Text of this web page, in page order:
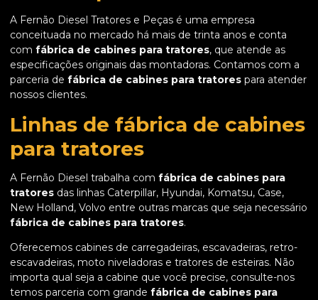
A Fernão Diesel Tratores e Peças é uma empresa
conceituada no mercado há mais de trinta anos e conta
com fábrica de cabines para tratores, que atende as
especificações originais das montadoras. Contamos com a
parceria de fábrica de cabines para tratores para atender
nossos clientes.
Linhas de fábrica de cabines
para tratores
A Fernão Diesel trabalha com fábrica de cabines para
tratores das linhas Caterpillar, Hyundai, Komatsu, Case,
New Holland, Volvo entre outras marcas que seja necessário
fábrica de cabines para tratores.
Oferecemos cabines de carregadeiras, escavadeiras, retro-
escavadeiras, moto niveladoras e tratores de esteiras. Não
importa qual seja a cabine que você precise, consulte-nos
temos parceria com grande fábrica de cabines para